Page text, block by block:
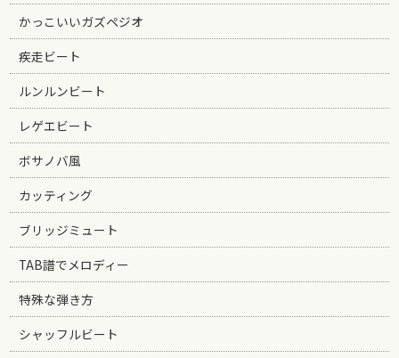
かっこいいガズペジオ
疾走ビート
ルンルンビート
レゲエビート
ボサノバ風
カッティング
ブリッジミュート
TAB譜でメロディー
特殊な弾き方
シャッフルビート